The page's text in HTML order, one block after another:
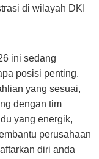
di wilayah DKI
ini sedang
posisi penting.
yang sesuai,
dengan tim
yang energik,
perusahaan
diri anda